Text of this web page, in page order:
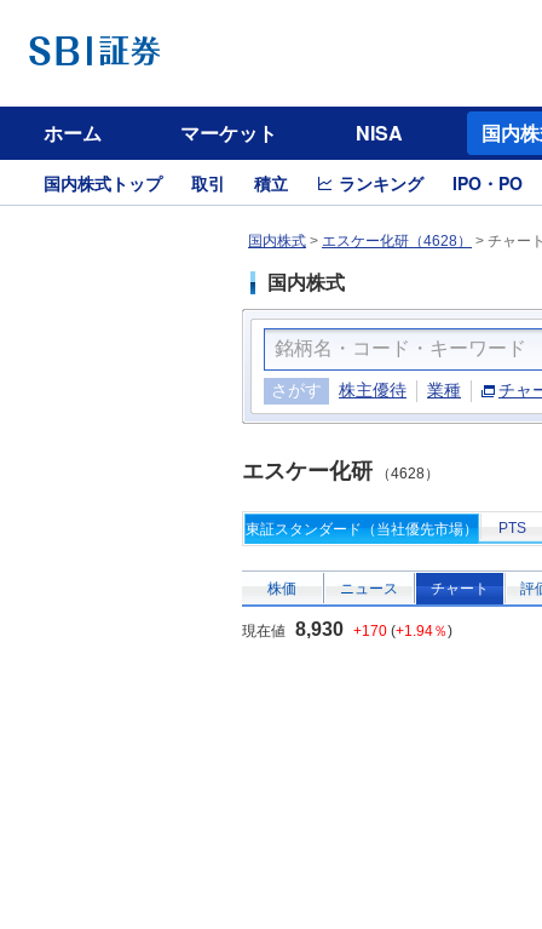
ホーム マーケット NISA 国内
国内株式トップ 取引 積立 ランキング IPO・PO
国内株式 > エスケー化研（4628） > チャー
国内株式
さがす 株主優待 業種 チャ
エスケー化研 （4628）
東証スタンダード（当社優先市場） PTS
株価 ニュース チャート 評
現在値 8,930 +170 (+1.94％)